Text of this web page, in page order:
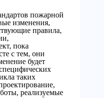
пожарной
изменения,
правила,
пока
с тем, они
будет
таких
реализуемые